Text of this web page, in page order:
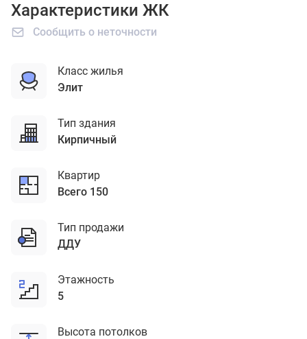
Характеристики ЖК
Сообщить о неточности
Класс жилья
элит
Тип здания
кирпичный
Квартир
Всего 150
Тип продажи
ДДУ
Этажность
5
Высота потолков